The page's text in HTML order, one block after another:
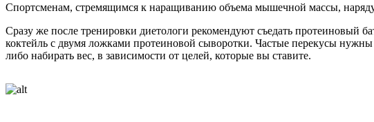
Спортсменам, стремящимся к наращиванию объема мышечной массы,
Сразу же после тренировки диетологи рекомендуют съедать протеиновый
коктейль с двумя ложками протеиновой сыворотки. Частые перекусы
либо набирать вес, в зависимости от целей, которые вы ставите.